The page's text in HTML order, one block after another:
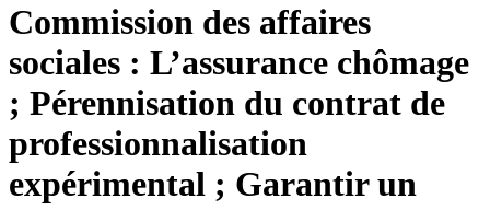
Commission des affaires
sociales : L’assurance chômage
; Pérennisation du contrat de
professionnalisation
expérimental ; Garantir un